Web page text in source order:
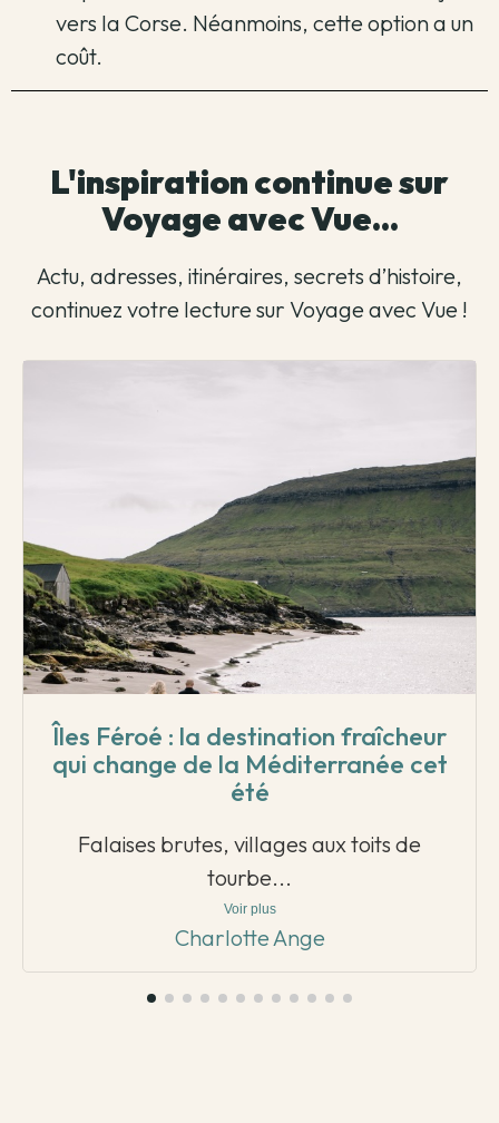
vers la Corse. Néanmoins, cette option a un
coût.
L'inspiration continue sur
Voyage avec Vue...
Actu, adresses, itinéraires, secrets d’histoire,
continuez votre lecture sur Voyage avec Vue !
Îles Féroé : la destination fraîcheur
qui change de la Méditerranée cet
été
Falaises brutes, villages aux toits de
tourbe...
Voir plus
Charlotte Ange